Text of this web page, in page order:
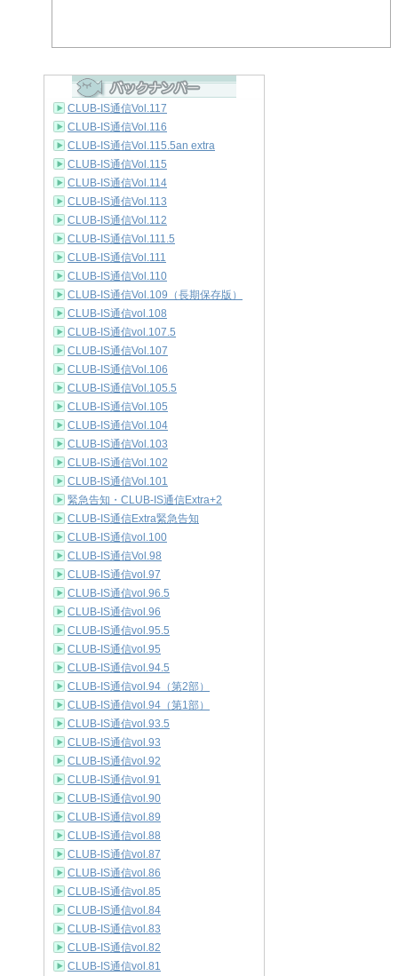
CLUB-IS通信Vol.117
CLUB-IS通信Vol.116
CLUB-IS通信Vol.115.5an extra
CLUB-IS通信Vol.115
CLUB-IS通信Vol.114
CLUB-IS通信Vol.113
CLUB-IS通信Vol.112
CLUB-IS通信Vol.111.5
CLUB-IS通信Vol.111
CLUB-IS通信Vol.110
CLUB-IS通信Vol.109（長期保存版）
CLUB-IS通信vol.108
CLUB-IS通信vol.107.5
CLUB-IS通信Vol.107
CLUB-IS通信Vol.106
CLUB-IS通信Vol.105.5
CLUB-IS通信Vol.105
CLUB-IS通信Vol.104
CLUB-IS通信Vol.103
CLUB-IS通信Vol.102
CLUB-IS通信Vol.101
緊急告知・CLUB-IS通信Extra+2
CLUB-IS通信Extra緊急告知
CLUB-IS通信vol.100
CLUB-IS通信Vol.98
CLUB-IS通信vol.97
CLUB-IS通信vol.96.5
CLUB-IS通信vol.96
CLUB-IS通信vol.95.5
CLUB-IS通信vol.95
CLUB-IS通信vol.94.5
CLUB-IS通信vol.94（第2部）
CLUB-IS通信vol.94（第1部）
CLUB-IS通信vol.93.5
CLUB-IS通信vol.93
CLUB-IS通信vol.92
CLUB-IS通信vol.91
CLUB-IS通信vol.90
CLUB-IS通信vol.89
CLUB-IS通信vol.88
CLUB-IS通信vol.87
CLUB-IS通信vol.86
CLUB-IS通信vol.85
CLUB-IS通信vol.84
CLUB-IS通信vol.83
CLUB-IS通信vol.82
CLUB-IS通信vol.81